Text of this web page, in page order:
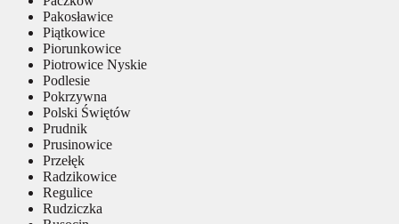
Pakosławice
Piątkowice
Piorunkowice
Piotrowice Nyskie
Podlesie
Pokrzywna
Polski Świętów
Prudnik
Prusinowice
Przełęk
Radzikowice
Regulice
Rudziczka